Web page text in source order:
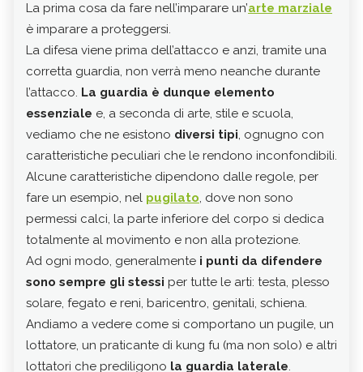
La prima cosa da fare nell’imparare un’arte marziale
è imparare a proteggersi.
La difesa viene prima dell’attacco e anzi, tramite una
corretta guardia, non verrà meno neanche durante
l’attacco. La guardia è dunque elemento
essenziale e, a seconda di arte, stile e scuola,
vediamo che ne esistono diversi tipi, ognugno con
caratteristiche peculiari che le rendono inconfondibili.
Alcune caratteristiche dipendono dalle regole, per
fare un esempio, nel pugilato, dove non sono
permessi calci, la parte inferiore del corpo si dedica
totalmente al movimento e non alla protezione.
Ad ogni modo, generalmente i punti da difendere
sono sempre gli stessi per tutte le arti: testa, plesso
solare, fegato e reni, baricentro, genitali, schiena.
Andiamo a vedere come si comportano un pugile, un
lottatore, un praticante di kung fu (ma non solo) e altri
lottatori che prediligono la guardia laterale.